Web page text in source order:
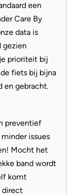
een
Care By
data is
gezien
prioriteit bij
fiets bij bijna
en gebracht.
preventief
issues
Mocht het
band wordt
komt
direct